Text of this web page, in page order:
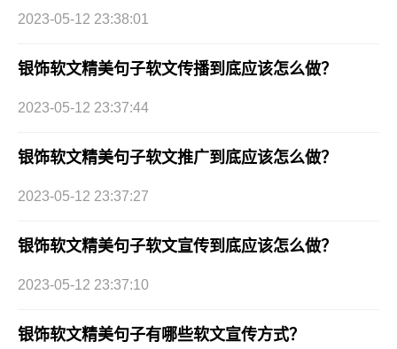
2023-05-12 23:38:01
银饰软文精美句子软文传播到底应该怎么做？
2023-05-12 23:37:44
银饰软文精美句子软文推广到底应该怎么做？
2023-05-12 23:37:27
银饰软文精美句子软文宣传到底应该怎么做？
2023-05-12 23:37:10
银饰软文精美句子有哪些软文宣传方式？